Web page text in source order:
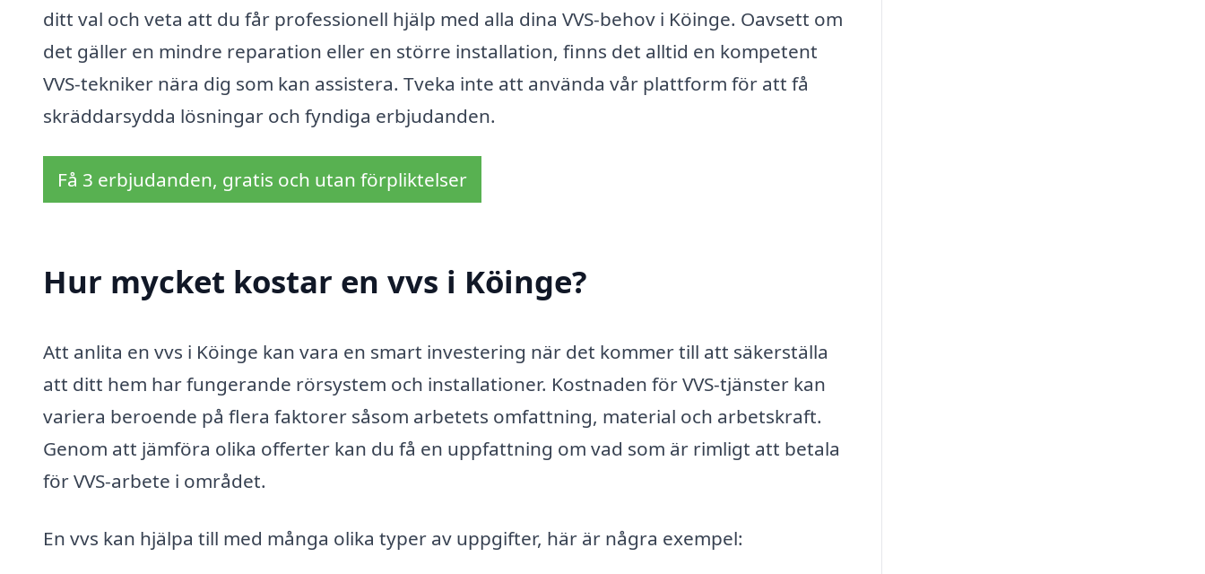
ditt val och veta att du får professionell hjälp med alla dina VVS-behov i Köinge. Oavsett om
det gäller en mindre reparation eller en större installation, finns det alltid en kompetent
VVS-tekniker nära dig som kan assistera. Tveka inte att använda vår plattform för att få
skräddarsydda lösningar och fyndiga erbjudanden.
Få 3 erbjudanden, gratis och utan förpliktelser
Hur mycket kostar en vvs i Köinge?
Att anlita en vvs i Köinge kan vara en smart investering när det kommer till att säkerställa
att ditt hem har fungerande rörsystem och installationer. Kostnaden för VVS-tjänster kan
variera beroende på flera faktorer såsom arbetets omfattning, material och arbetskraft.
Genom att jämföra olika offerter kan du få en uppfattning om vad som är rimligt att betala
för VVS-arbete i området.
En vvs kan hjälpa till med många olika typer av uppgifter, här är några exempel: